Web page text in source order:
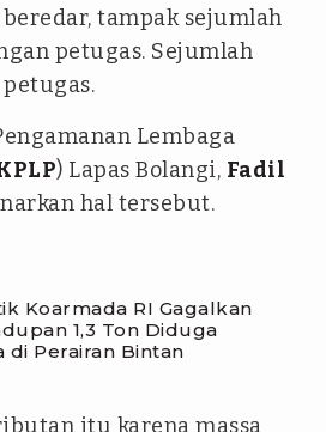
tampak sejumlah
petugas. Sejumlah
Lembaga
) Lapas Bolangi, Fadil
hal tersebut.
Koarmada RI Gagalkan
1,3 Ton Diduga
di Perairan Bintan
itu karena massa